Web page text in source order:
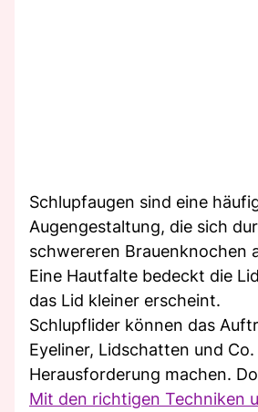
Schlupfaugen sind eine
Augengestaltung, die sich
schwereren Brauenknochen
Eine Hautfalte bedeckt die
das Lid kleiner erscheint.
Schlupflider können das
Eyeliner, Lidschatten und
Herausforderung machen.
Mit den richtigen Techniken